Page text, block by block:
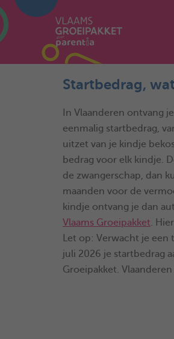
Startbedrag,
In Vlaanderen ontvang
eenmalig startbedrag,
uitzet van je kindje
bedrag voor elk kindje.
de zwangerschap, dan
maanden voor de
kindje ontvang je dan
Vlaams Groeipakket.
Let op: Verwacht je een
juli 2026 je startbedrag
Groeipakket.